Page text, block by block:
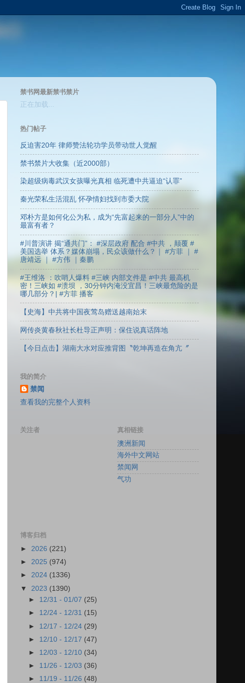
禁书网最新禁书禁片
正在加载...
热门帖子
反迫害20年 律师赞法轮功学员带动世人觉醒
禁书禁片大收集（近2000部）
染超级病毒武汉女孩曝光真相 临死遭中共逼迫“认罪”
秦光荣私生活混乱 怀孕情妇找到市委大院
邓朴方是如何化公为私，成为“先富起来的一部分人”中的
最富有者？
#川普演讲 揭“通共门”： #深层政府 配合 #中共 ，颠覆 #
美国选举 体系？媒体崩塌，民众该做什么？｜ #方菲 ｜ #
唐靖远 ｜ #方伟 ｜秦鹏
#王维洛 ：吹哨人爆料 #三峡 内部文件是 #中共 最高机
密！三峡如 #溃坝 ，30分钟内淹没宜昌！三峡最危险的是
哪几部分？| #方菲 播客
【史海】中共将中国夜莺岛赠送越南始末
网传炎黄春秋社长杜导正声明：保住说真话阵地
【今日点击】湖南大水对应推背图〝乾坤再造在角亢〞
我的简介
禁闻
查看我的完整个人资料
关注者
真相链接
澳洲新闻
海外中文网站
禁闻网
气功
博客归档
► 2026 (221)
► 2025 (974)
► 2024 (1336)
▼ 2023 (1390)
► 12/31 - 01/07 (25)
► 12/24 - 12/31 (15)
► 12/17 - 12/24 (29)
► 12/10 - 12/17 (47)
► 12/03 - 12/10 (34)
► 11/26 - 12/03 (36)
► 11/19 - 11/26 (48)